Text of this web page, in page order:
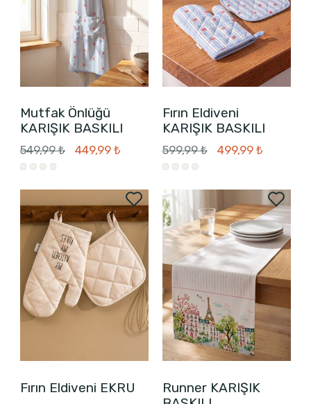
Mutfak Önlüğü
KARIŞIK BASKILI
549,99 ₺ 449,99 ₺
Fırın Eldiveni
KARIŞIK BASKILI
599,99 ₺ 499,99 ₺
Fırın Eldiveni EKRU
Runner KARIŞIK